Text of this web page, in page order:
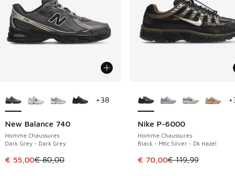
baisse de € 79,99 à € 35,00
New Balance 740
Homme Chaussures
Dark Grey - Dark Grey
Cet article est en promotion. Prix en baisse de € 80,00 à €
€ 55,00€ 80,00
ÉCONOMISE 25 €
+38
Nike P-6000
Homme Chaussures
Black - Mtlc Silver - Dk Hazel
Cet article est en
€ 70,00€ 119,99
ÉCONOMISE 49 €
+